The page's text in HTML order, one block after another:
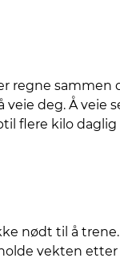
regne sammen
deg. Å veie
flere kilo
nødt til å
vekten etter